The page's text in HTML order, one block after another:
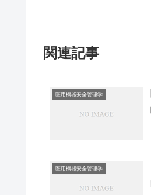
関連記事
医用機器安全管理学
医用機器安全管理学